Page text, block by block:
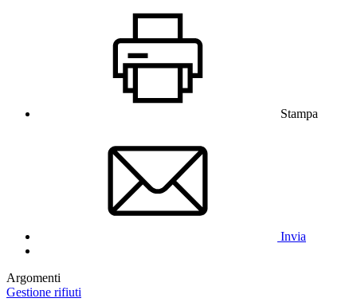
Stampa
Invia
Argomenti
Gestione rifiuti